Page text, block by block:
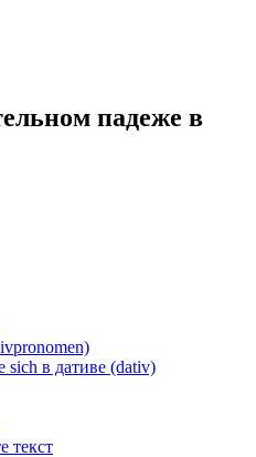
падеже в
sich в дативе (dativ)
текст